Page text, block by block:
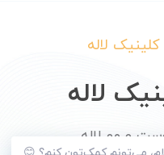
کلینیک لاله
لاله
و مو لاله